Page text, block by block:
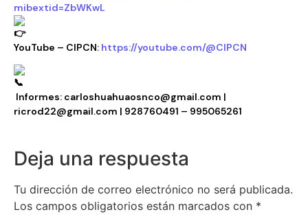
mibextid=ZbWKwL
YouTube – CIPCN: https://youtube.com/@CIPCN
Informes: carloshuahuaosnco@gmail.com |
ricrod22@gmail.com | 928760491 – 995065261
Deja una respuesta
Tu dirección de correo electrónico no será publicada.
Los campos obligatorios están marcados con *